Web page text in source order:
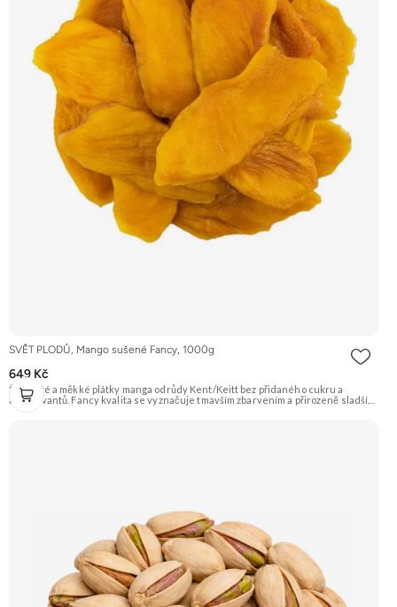
SVĚT PLODŮ, Mango sušené Fancy, 1000g
649 Kč
Šťavnaté a měkké plátky manga odrůdy Kent/Keitt bez přidaného cukru a
konzervantů. Fancy kvalita se vyznačuje tmavším zbarvením a přirozeně sladší